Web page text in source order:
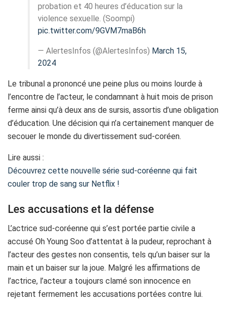
probation et 40 heures d’éducation sur la
violence sexuelle. (Soompi)
pic.twitter.com/9GVM7maB6h
— AlertesInfos (@AlertesInfos) March 15,
2024
Le tribunal a prononcé une peine plus ou moins lourde à
l’encontre de l’acteur, le condamnant à huit mois de prison
ferme ainsi qu’à deux ans de sursis, assortis d’une obligation
d’éducation. Une décision qui n’a certainement manquer de
secouer le monde du divertissement sud-coréen.
Lire aussi :
Découvrez cette nouvelle série sud-coréenne qui fait
couler trop de sang sur Netflix !
Les accusations et la défense
L’actrice sud-coréenne qui s’est portée partie civile a
accusé Oh Young Soo d’attentat à la pudeur, reprochant à
l’acteur des gestes non consentis, tels qu’un baiser sur la
main et un baiser sur la joue. Malgré les affirmations de
l’actrice, l’acteur a toujours clamé son innocence en
rejetant fermement les accusations portées contre lui.